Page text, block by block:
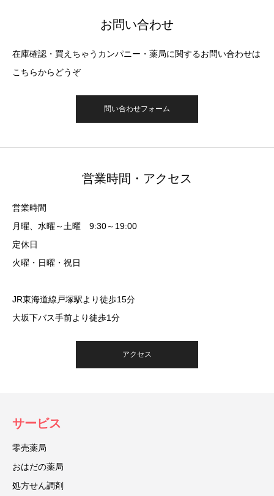
お問い合わせ
在庫確認・買えちゃうカンパニー・薬局に関するお問い合わせは
こちらからどうぞ
問い合わせフォーム
営業時間・アクセス
営業時間
月曜、水曜～土曜 9:30～19:00
定休日
火曜・日曜・祝日
JR東海道線戸塚駅より徒歩15分
大坂下バス手前より徒歩1分
アクセス
サービス
零売薬局
おはだの薬局
処方せん調剤